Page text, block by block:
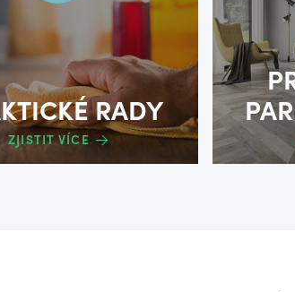
RADY
ZJISTIT VÍCE